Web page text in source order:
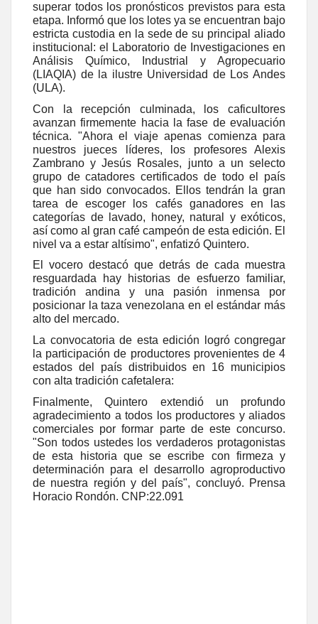
superar todos los pronósticos previstos para esta
etapa. Informó que los lotes ya se encuentran bajo
estricta custodia en la sede de su principal aliado
institucional: el Laboratorio de Investigaciones en
Análisis Químico, Industrial y Agropecuario
(LIAQIA) de la ilustre Universidad de Los Andes
(ULA).
Con la recepción culminada, los caficultores
avanzan firmemente hacia la fase de evaluación
técnica. "Ahora el viaje apenas comienza para
nuestros jueces líderes, los profesores Alexis
Zambrano y Jesús Rosales, junto a un selecto
grupo de catadores certificados de todo el país
que han sido convocados. Ellos tendrán la gran
tarea de escoger los cafés ganadores en las
categorías de lavado, honey, natural y exóticos,
así como al gran café campeón de esta edición. El
nivel va a estar altísimo", enfatizó Quintero.
El vocero destacó que detrás de cada muestra
resguardada hay historias de esfuerzo familiar,
tradición andina y una pasión inmensa por
posicionar la taza venezolana en el estándar más
alto del mercado.
La convocatoria de esta edición logró congregar
la participación de productores provenientes de 4
estados del país distribuidos en 16 municipios
con alta tradición cafetalera:
Finalmente, Quintero extendió un profundo
agradecimiento a todos los productores y aliados
comerciales por formar parte de este concurso.
"Son todos ustedes los verdaderos protagonistas
de esta historia que se escribe con firmeza y
determinación para el desarrollo agroproductivo
de nuestra región y del país", concluyó. Prensa
Horacio Rondón. CNP:22.091